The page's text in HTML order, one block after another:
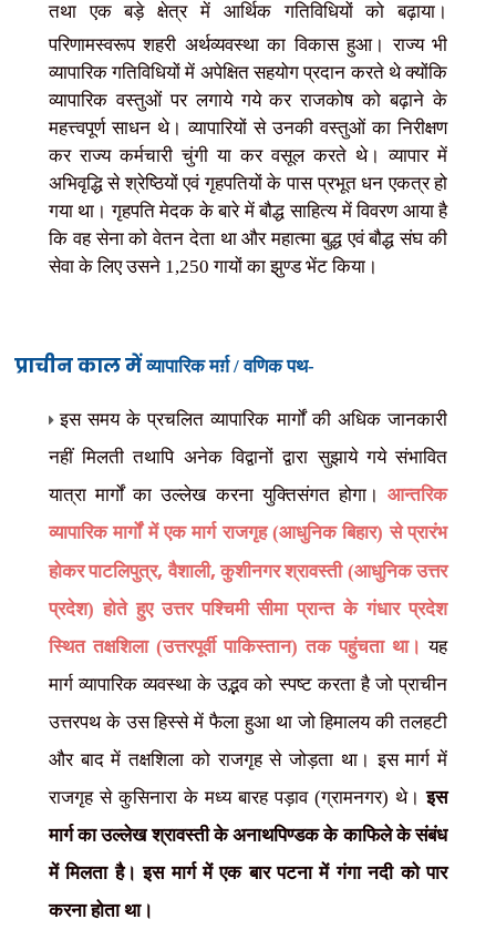
तथा एक बड़े क्षेत्र में आर्थिकगतिविधियों को बढ़ाया।
परिणामस्वरूप शहरी अर्थव्यवस्था का विकास हुआ। राज्य भी
व्यापारिक गतिविधियों में अपेक्षित सहयोग प्रदान करते थे क्योंकि
व्यापारिक वस्तुओं पर लगाये गये कर राजकोष को बढ़ाने के
महत्त्वपूर्ण साधन थे। व्यापारियों से उनकी वस्तुओं का निरीक्षण
कर राज्य कर्मचारी चुंगी या कर वसूल करते थे। व्यापार में
अभिवृद्धि से श्रेष्ठियों एवं गृहपतियों के पास प्रभूत धन एकत्र हो
गया था। गृहपति मेदक के बारे में बौद्ध साहित्य में विवरण आया है
कि वह सेना को वेतन देता था और महात्मा बुद्ध एवं बौद्ध संघ की
सेवा के लिए उसने 1,250 गायों का झुण्ड भेंट किया।
प्राचीन काल मेंव्यापारिकमर्ग़ /वणिक पथ-
इस समय के प्रचलित व्यापारिक मार्गों की अधिक जानकारी
नहीं मिलती तथापि अनेक विद्वानों द्वारा सुझाये गये संभावित
यात्रा मार्गों का उल्लेख करना युक्तिसंगत होगा।आन्तरिक
व्यापारिक मार्गों में एक मार्ग राजगृह (आधुनिक बिहार) से प्रारंभ
होकर पाटलिपुत्र,वैशाली,कुशीनगर श्रावस्ती (आधुनिक उत्तर
प्रदेश) होते हुए उत्तर पश्चिमी सीमा प्रान्त के गंधार प्रदेश
स्थित तक्षशिला (उत्तरपूर्वी पाकिस्तान) तक पहुंचता था।यह
मार्ग व्यापारिक व्यवस्था के उद्भव को स्पष्ट करता है जो प्राचीन
उत्तरपथ के उस हिस्से में फैला हुआ था जो हिमालय की तलहटी
और बाद में तक्षशिला को राजगृह से जोड़ता था। इस मार्ग में
राजगृह से कुसिनारा के मध्य बारह पड़ाव (ग्रामनगर) थे। इस
मार्ग का उल्लेख श्रावस्ती के अनाथपिण्डक के काफिले के संबंध
में मिलता है। इस मार्ग में एक बार पटना में गंगा नदी को पार
करना होता था।